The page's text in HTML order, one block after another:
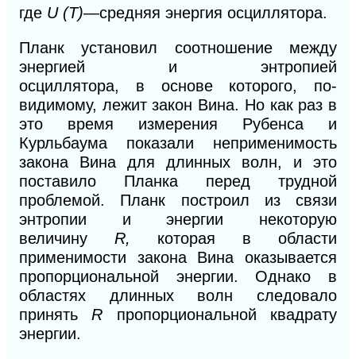
где U (Т)—средняя энергия осциллятора.
Планк установил соотношение между
энергией и энтропией
осциллятора, в основе которого, по-
видимому, лежит закон Вина. Но как раз в
это время измерения Рубенса и
Курльбаума показали неприменимость
закона Вина для длинных волн, и это
поставило Планка перед трудной
проблемой. Планк построил из связи
энтропии и энергии некоторую
величину R,
которая в области
применимости закона Вина оказывается
пропорциональной энергии. Однако в
областях длинных волн следовало
принятьR пропорциональной квадрату
энергии.